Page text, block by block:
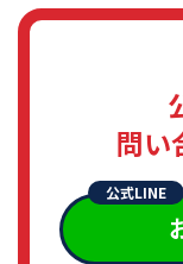
問い
公式LINE